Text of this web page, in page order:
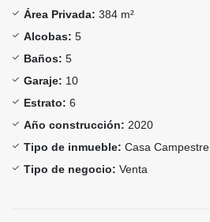
Área Privada: 384 m²
Alcobas: 5
Baños: 5
Garaje: 10
Estrato: 6
Año construcción: 2020
Tipo de inmueble: Casa Campestre
Tipo de negocio: Venta